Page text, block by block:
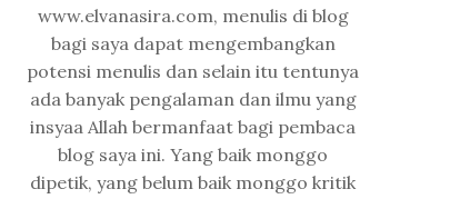
www.elvanasira.com, menulis di blog
bagi saya dapat mengembangkan
potensi menulis dan selain itu tentunya
ada banyak pengalaman dan ilmu yang
insyaa Allah bermanfaat bagi pembaca
blog saya ini. Yang baik monggo
dipetik, yang belum baik monggo kritik